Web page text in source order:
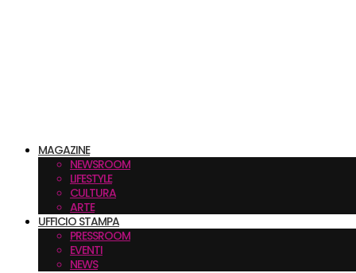
MAGAZINE
NEWSROOM
LIFESTYLE
CULTURA
ARTE
UFFICIO STAMPA
PRESSROOM
EVENTI
NEWS